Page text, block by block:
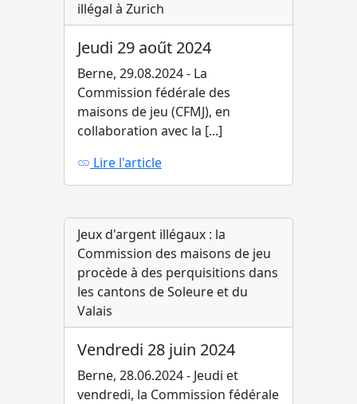
illégal à Zurich
Jeudi 29 aoűt 2024
Berne, 29.08.2024 - La
Commission fédérale des
maisons de jeu (CFMJ), en
collaboration avec la [...]
Lire l'article
Jeux d'argent illégaux : la
Commission des maisons de jeu
procède à des perquisitions dans
les cantons de Soleure et du
Valais
Vendredi 28 juin 2024
Berne, 28.06.2024 - Jeudi et
vendredi, la Commission fédérale